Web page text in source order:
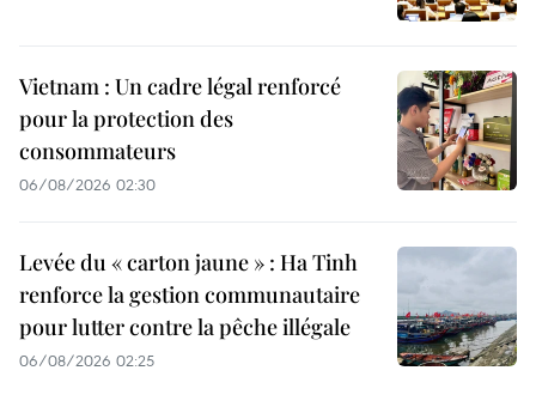
Vietnam : Un cadre légal renforcé
pour la protection des
consommateurs
06/08/2026 02:30
Levée du « carton jaune » : Ha Tinh
renforce la gestion communautaire
pour lutter contre la pêche illégale
06/08/2026 02:25